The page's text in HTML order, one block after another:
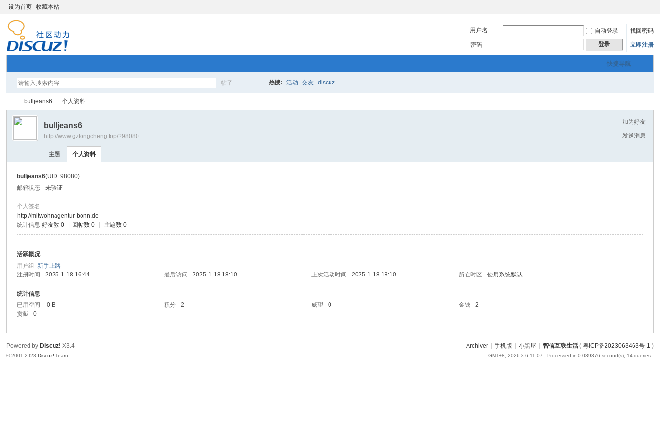
设为首页 收藏本站
用户名 自动登录
找回密码
密码
登录 立即注册
快捷导航
帖子 热搜: 活动 交友 discuz
›
bulljeans6 个人资料
加为好友
发送消息
bulljeans6
http://www.gztongcheng.top/?98080
主题 个人资料
bulljeans6(UID: 98080)
邮箱状态
未验证
个人签名
http://mitwohnagentur-bonn.de
统计信息 好友数 0 回帖数 0 主题数 0
活跃概况
用户组新手上路
注册时间
2025-1-18 16:44 最后访问 2025-1-18 18:10 上次活动时间 2025-1-18 18:10 所在时区 使用系统默认
统计信息
已用空间
0 B 积分 2 威望 0 金钱
2
贡献
0
Archiver 手机版 小黑屋 智信互联生活( 粤ICP备2023063463号-1 )
GMT+8, 2026-8-6 11:07 , Processed in 0.039376 second(s), 14 queries .
Powered by Discuz! X3.4
© 2001-2023Discuz! Team